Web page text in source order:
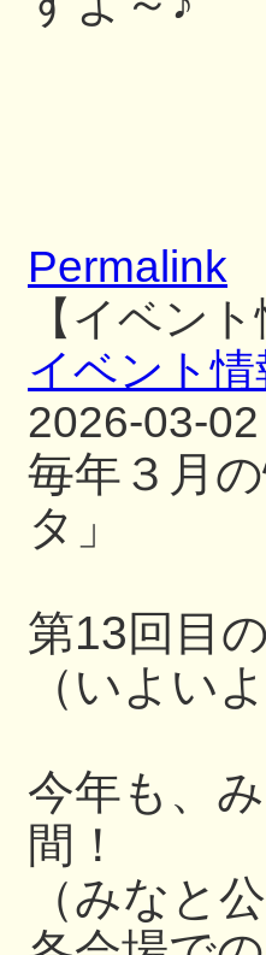
Permalink
【イベン
イベント情
2026-03-02
毎年３月
タ」
第13回目
（いよい
今年も、
間！
（みなと